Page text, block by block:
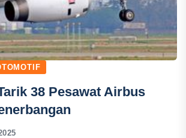
38 Pesawat Airbus